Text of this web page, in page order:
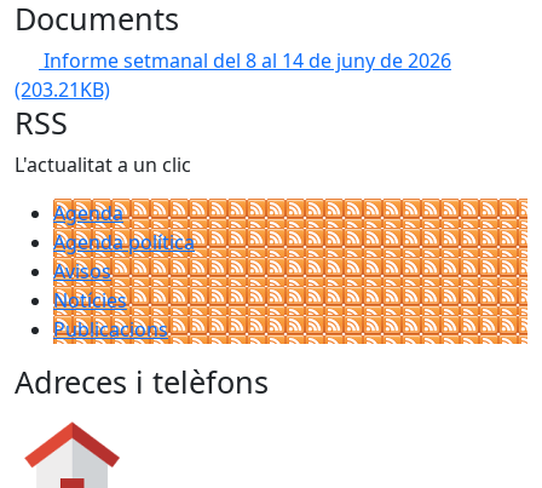
Documents
Informe setmanal del 8 al 14 de juny de 2026
(203.21KB)
RSS
L'actualitat a un clic
Agenda
Agenda política
Avisos
Notícies
Publicacions
Adreces i telèfons